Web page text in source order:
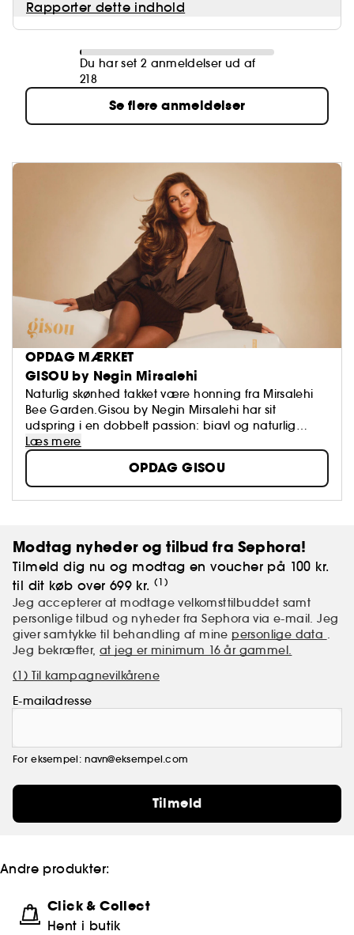
Rapporter dette indhold
Du har set 2 anmeldelser ud af
218
Se flere anmeldelser
OPDAG MÆRKET
GISOU by Negin Mirsalehi
Naturlig skønhed takket være honning fra Mirsalehi
Bee Garden.Gisou by Negin Mirsalehi har sit
udspring i en dobbelt passion: biavl og naturlig
skønhed. Mærket bærer arven fra seks generationer
af biavlere videre og skaber unikke
hårplejeprodukter, herunder shampoo, hårmasker
og hårolier. Produkterne er sammensat af udsøgte
ingredienser, der er dyrket og høstet på en økologisk
og styrker hårene og hovedbunden.
Læs mere
OPDAG GISOU
Modtag nyheder og tilbud fra Sephora!
Tilmeld dig nu og modtag en voucher på 100 kr.
til dit køb over 699 kr. (1)
Jeg accepterer at modtage velkomsttilbuddet samt
personlige tilbud og nyheder fra Sephora via e-mail. Jeg
giver samtykke til behandling af mine personlige data .
Jeg bekræfter,at jeg er minimum 16 år gammel.
(1) Til kampagnevilkårene
E-mailadresse
For eksempel: navn@eksempel.com
Tilmeld
Andre produkter:
Click & Collect
Hent i butik